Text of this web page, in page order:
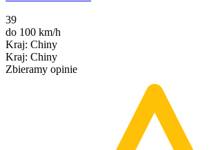
39
do 100 km/h
Kraj: Chiny
Kraj: Chiny
Zbieramy opinie